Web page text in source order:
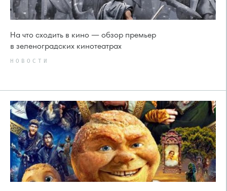
На что сходить в кино — обзор премьер
в зеленоградских кинотеатрах
НОВОСТИ